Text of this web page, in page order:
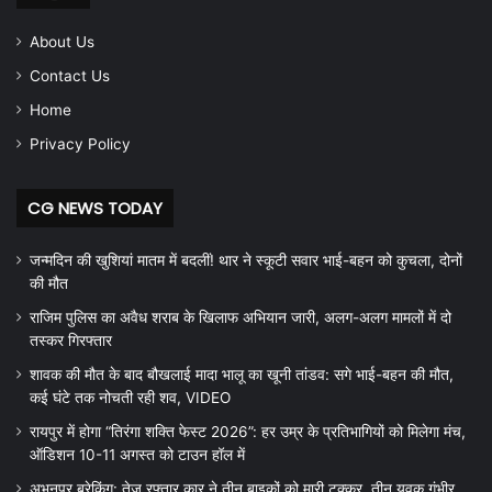
About Us
Contact Us
Home
Privacy Policy
CG NEWS TODAY
जन्मदिन की खुशियां मातम में बदलीं! थार ने स्कूटी सवार भाई-बहन को कुचला, दोनों
की मौत
राजिम पुलिस का अवैध शराब के खिलाफ अभियान जारी, अलग-अलग मामलों में दो
तस्कर गिरफ्तार
शावक की मौत के बाद बौखलाई मादा भालू का खूनी तांडव: सगे भाई-बहन की मौत,
कई घंटे तक नोचती रही शव, VIDEO
रायपुर में होगा “तिरंगा शक्ति फेस्ट 2026”: हर उम्र के प्रतिभागियों को मिलेगा मंच,
ऑडिशन 10-11 अगस्त को टाउन हॉल में